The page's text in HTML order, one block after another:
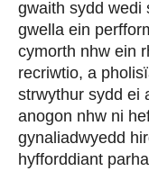
gwaith sydd wedi
gwella ein
cymorth nhw ein
recriwtio, a
strwythur sydd ei
anogon nhw ni
gynaliadwyedd
hyfforddiant